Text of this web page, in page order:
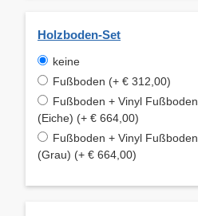
Holzboden-Set
keine
Fußboden (+ € 312,00)
Fußboden + Vinyl Fußboden
(Eiche) (+ € 664,00)
Fußboden + Vinyl Fußboden
(Grau) (+ € 664,00)